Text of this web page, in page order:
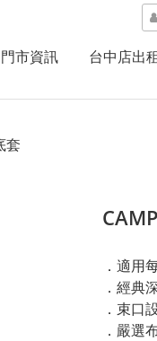
門市資訊 台中店出
套
．適用
．經典
．束口
．嚴選